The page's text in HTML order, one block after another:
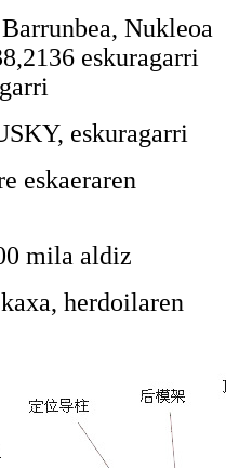
Nukleoa
eskuragarri
eskuragarri
eskaeraren
mila aldiz
herdoilaren